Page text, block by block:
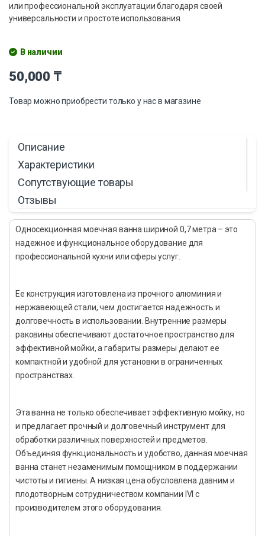
или профессиональной эксплуатации благодаря своей
универсальности и простоте использования.
В наличии
50,000 ₸
Товар можно приобрести только у нас в магазине
Описание
Характеристики
Сопутствующие товары
Отзывы
Односекционная моечная ванна шириной 0,7 метра – это
надежное и функциональное оборудование для
профессиональной кухни или сферы услуг.
Ее конструкция изготовлена из прочного алюминия и
нержавеющей стали, чем достигается надежность и
долговечность в использовании. Внутренние размеры
раковины обеспечивают достаточное пространство для
эффективной мойки, а габариты размеры делают ее
компактной и удобной для установки в ограниченных
пространствах.
Эта ванна не только обеспечивает эффективную мойку, но
и предлагает прочный и долговечный инструмент для
обработки различных поверхностей и предметов.
Объединяя функциональность и удобство, данная моечная
ванна станет незаменимым помощником в поддержании
чистоты и гигиены. А низкая цена обусловлена давним и
плодотворным сотрудничеством компании IVI с
производителем этого оборудования.